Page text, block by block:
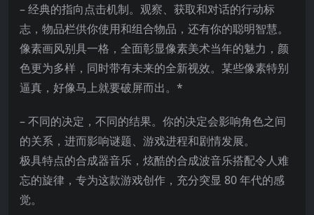
– 经典的指向点击机制。观察、获取和对话的行动标
志，物品栏供你使用和组合物品，还有你的聪明智慧。
像素画风别具一格，全面彰显像素美术当年的魅力，颜
色更为多样，同时带有未来的全新视效。某些像素特别
逼真，好像马上就要破屏而出。*
– 不同的决定，不同的结果。你的决定会影响角色之间
的关系，进而影响谜题、游戏进程和剧情发展。
极具特点的合成器音乐，炫酷的合成波音乐搭配令人难
忘的旋律，专为这款游戏创作，充分突显 80 年代的感
觉。